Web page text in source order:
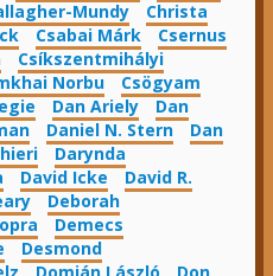
Mundy
Christa
Csabai Márk
Csernus
Csíkszentmihályi
Norbu
Csögyam
Dan Ariely
Dan
Daniel N. Stern
Dan
Darynda
David Icke
David R.
Deborah
Demecs
Desmond